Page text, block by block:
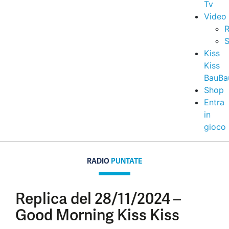
Tv
Video
Kiss
Kiss
Shop
Entra
in
gioco
RADIO PUNTATE
Replica del 28/11/2024 –
Good Morning Kiss Kiss